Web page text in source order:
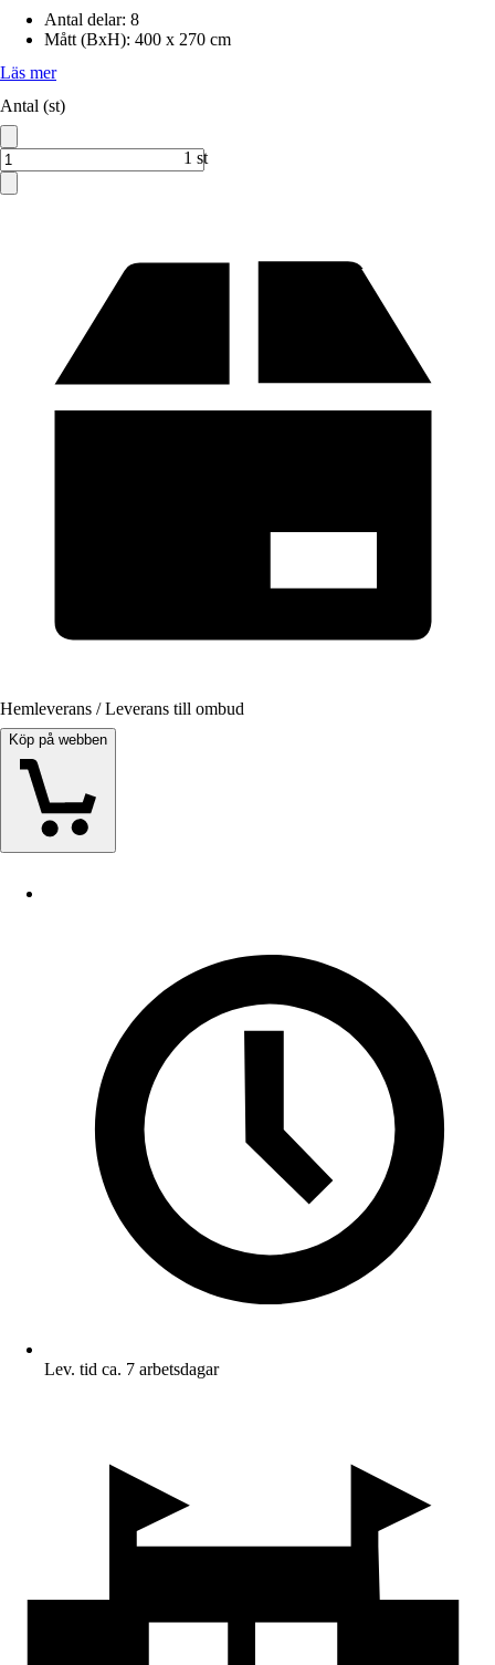
Antal delar: 8
Mått (BxH): 400 x 270 cm
Läs mer
Antal (st)
1 st
Hemleverans / Leverans till ombud
Köp på webben
Lev. tid ca. 7 arbetsdagar